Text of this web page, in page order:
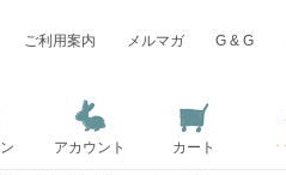
G & G
メルマガ
ご利用案内
アカウント カート